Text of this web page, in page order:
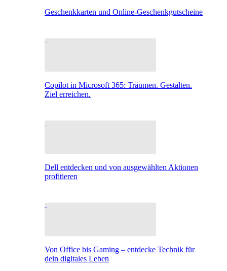
Geschenkkarten und Online-Geschenkgutscheine
Copilot in Microsoft 365: Träumen. Gestalten.
Ziel erreichen.
Dell entdecken und von ausgewählten Aktionen
profitieren
Von Office bis Gaming – entdecke Technik für
dein digitales Leben